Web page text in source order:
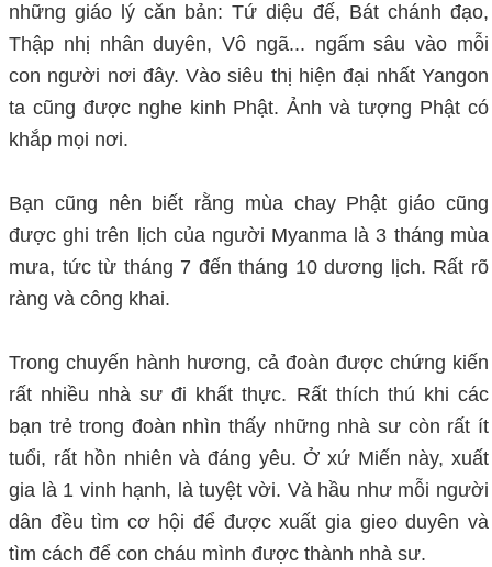
những giáo lý căn bản: Tứ diệu đế, Bát chánh đạo,
Thập nhị nhân duyên, Vô ngã... ngấm sâu vào mỗi
con người nơi đây. Vào siêu thị hiện đại nhất Yangon
ta cũng được nghe kinh Phật. Ảnh và tượng Phật có
khắp mọi nơi.
Bạn cũng nên biết rằng mùa chay Phật giáo cũng
được ghi trên lịch của người Myanma là 3 tháng mùa
mưa, tức từ tháng 7 đến tháng 10 dương lịch. Rất rõ
ràng và công khai.
Trong chuyến hành hương, cả đoàn được chứng kiến
rất nhiều nhà sư đi khất thực. Rất thích thú khi các
bạn trẻ trong đoàn nhìn thấy những nhà sư còn rất ít
tuổi, rất hồn nhiên và đáng yêu. Ở xứ Miến này, xuất
gia là 1 vinh hạnh, là tuyệt vời. Và hầu như mỗi người
dân đều tìm cơ hội để được xuất gia gieo duyên và
tìm cách để con cháu mình được thành nhà sư.